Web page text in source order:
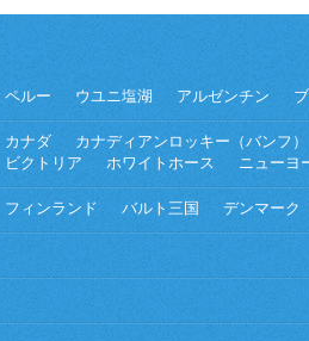
ペルー ウユニ塩湖 アルゼンチン
カナダ カナディアンロッキー（バンフ）
ビクトリア
ホワイトホース ニューヨ
フィンランド バルト三国 デンマーク